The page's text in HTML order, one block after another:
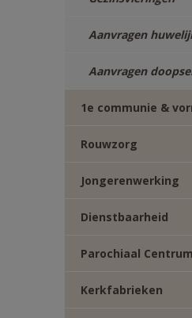
Aanvragen
Aanvragen
1e communie &
Rouwzorg
Jongerenwerking
Dienstbaarheid
Parochiaal
Kerkfabrieken